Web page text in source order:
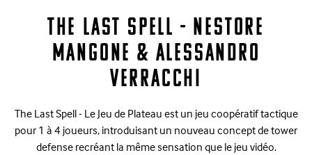
The Last Spell - Nestore
Mangone & Alessandro
Verracchi
The Last Spell - Le Jeu de Plateau est un jeu coopératif tactique
pour 1 à 4 joueurs, introduisant un nouveau concept de tower
defense recréant la même sensation que le jeu vidéo.